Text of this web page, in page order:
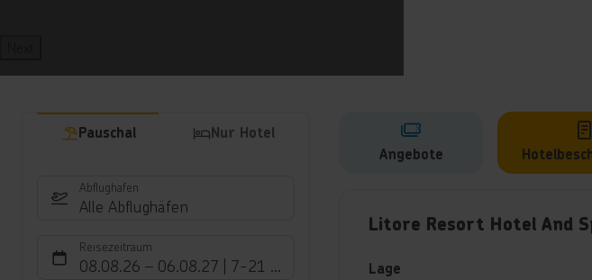
Pauschal Nur Hotel
Abflughafen
Alle Abflughäfen
Reisezeitraum
08.08.26 – 06.08.27 7-21 Nächte
Angebote
Litore Resort Hotel And
Lage